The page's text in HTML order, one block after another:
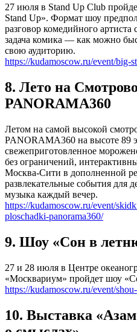
27 июля в Stand Up Club
Stand Up». Формат шоу
разговор комедийного
задача комика — как можно
свою аудиторию.
https://kudamoscow.ru/event/big-
8. Лето на
PANORAMA360
Летом на самой высокой
PANORAMA360 на высоте 89
свежеприготовленное
без ограничений,
Москва-Сити в дополненной
развлекательные события для
музыка каждый вечер.
https://kudamoscow.ru/event/
ploschadki-panorama360/
9. Шоу «Сон в
27 и 28 июля в Центре
«Москвариум» пройдет шоу
https://kudamoscow.ru/event/
10. Выставка